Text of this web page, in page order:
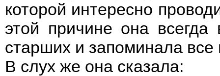
которой интересно
этой причине она
старших и запоминала
В слух же она сказала: